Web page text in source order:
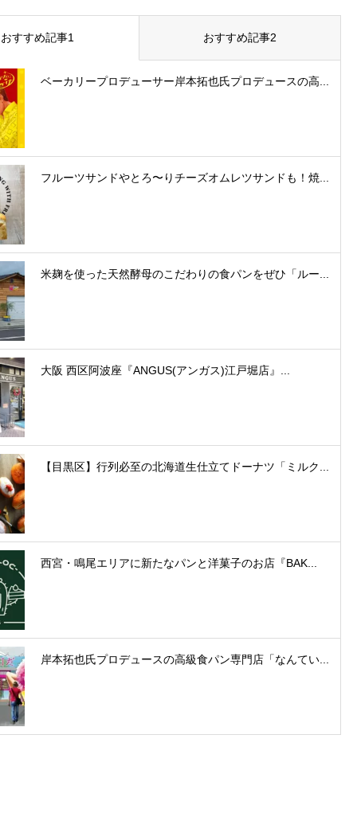
おすすめ記事1 おすすめ記事2
ベーカリープロデューサー岸本拓也氏プロデュースの高...
フルーツサンドやとろ〜りチーズオムレツサンドも！焼...
米麹を使った天然酵母のこだわりの食パンをぜひ「ルー...
大阪 西区阿波座『ANGUS(アンガス)江戸堀店』...
【目黒区】行列必至の北海道生仕立てドーナツ「ミルク...
西宮・鳴尾エリアに新たなパンと洋菓子のお店『BAK...
岸本拓也氏プロデュースの高級食パン専門店「なんてい...